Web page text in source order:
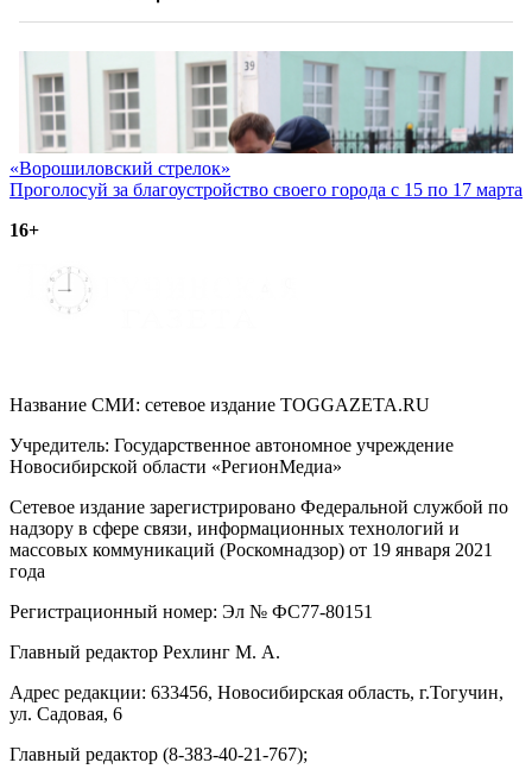
Навигация
по
записям
«Ворошиловский стрелок»
Проголосуй за благоустройство своего города с 15 по 17 марта
16+
Название СМИ: cетевое издание TOGGAZETA.RU
Учредитель: Государственное автономное учреждение
Новосибирской области «РегионМедиа»
Сетевое издание зарегистрировано Федеральной службой по
надзору в сфере связи, информационных технологий и
массовых коммуникаций (Роскомнадзор) от 19 января 2021
года
Регистрационный номер: Эл № ФС77-80151
Главный редактор Рехлинг М. А.
Адрес редакции: 633456, Новосибирская область, г.Тогучин,
ул. Садовая, 6
Главный редактор (8-383-40-21-767);